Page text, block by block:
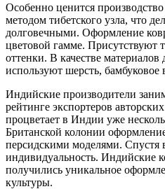
Особенно ценится
методом тибетского узла, что
долговечными. Оформление
цветовой гамме. Присутствуют
оттенки. В качестве материалов
используют шерсть,
Индийские производители
рейтинге экспортеров
процветает в Индии уже
Британской колонии
персидскими моделями. Спустя
индивидуальность. Индийские
получились уникальное
культуры.